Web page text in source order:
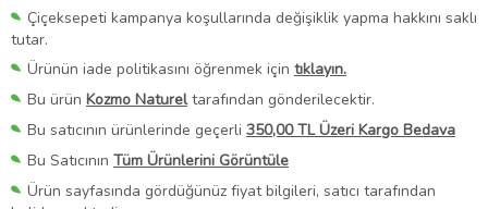
Çiçeksepeti kampanya koşullarında değişiklik yapma hakkını saklı
tutar.
Ürünün iade politikasını öğrenmek için tıklayın.
Bu ürün Kozmo Natureltarafından gönderilecektir.
Bu satıcının ürünlerinde geçerli 350,00 TL Üzeri Kargo Bedava
Bu Satıcının Tüm Ürünlerini Görüntüle
Ürün sayfasında gördüğünüz fiyat bilgileri, satıcı tarafından